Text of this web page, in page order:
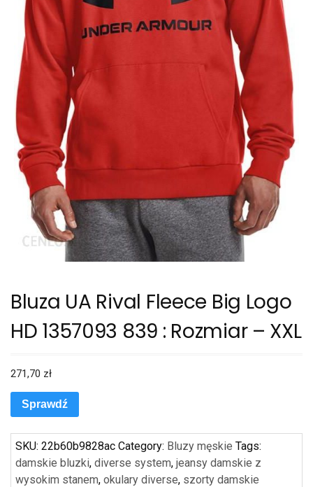
Bluza UA Rival Fleece Big Logo
HD 1357093 839 : Rozmiar – XXL
271,70 zł
Sprawdź
SKU: 22b60b9828ac Category: Bluzy męskie Tags:
damskie bluzki, diverse system, jeansy damskie z
wysokim stanem, okulary diverse, szorty damskie